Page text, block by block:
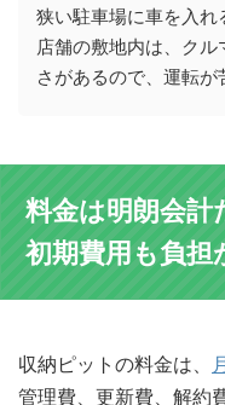
狭い駐車場に車を入れ
店舗の敷地内は、ク
さがあるので、運転が
料金は明朗会計
初期費用も負担
収納ピットの料金は、
管理費、更新費、解約